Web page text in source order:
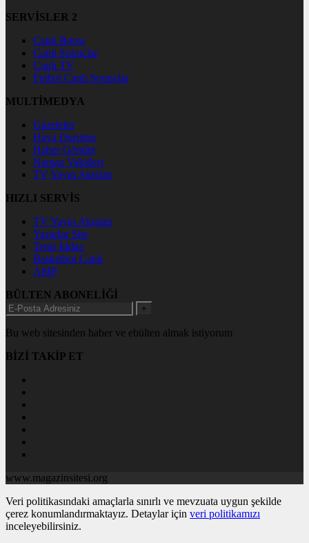
SERVİSLER 2
Canlı Borsa
Canlı Sonuçlar
Canlı TV
Futbol Canlı Sonuçlar
MULTİMEDYA
Gazeteler
Hava Durumu
Haber Gönder
Namaz Vakitleri
TV Yayın Akışları
HIZLI SERVİS
TV Yayın Akışları
Yazarlar Site
Tenis İddaa
Basketbol Canlı
AMP
BÜLTEN ABONELİĞİ
+
Bu web sitesinden haber ve ebülten almak istiyorum
BİZİ TAKİP ET
www.magazinsitesi.org
Veri politikasındaki amaçlarla sınırlı ve mevzuata uygun şekilde
çerez konumlandırmaktayız. Detaylar için veri politikamızı
inceleyebilirsiniz.